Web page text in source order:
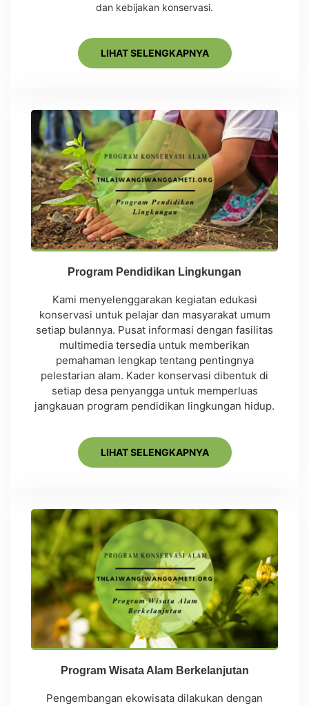
dan kebijakan konservasi.
LIHAT SELENGKAPNYA
Program Pendidikan Lingkungan
Kami menyelenggarakan kegiatan edukasi
konservasi untuk pelajar dan masyarakat umum
setiap bulannya. Pusat informasi dengan fasilitas
multimedia tersedia untuk memberikan
pemahaman lengkap tentang pentingnya
pelestarian alam. Kader konservasi dibentuk di
setiap desa penyangga untuk memperluas
jangkauan program pendidikan lingkungan hidup.
LIHAT SELENGKAPNYA
Program Wisata Alam Berkelanjutan
Pengembangan ekowisata dilakukan dengan